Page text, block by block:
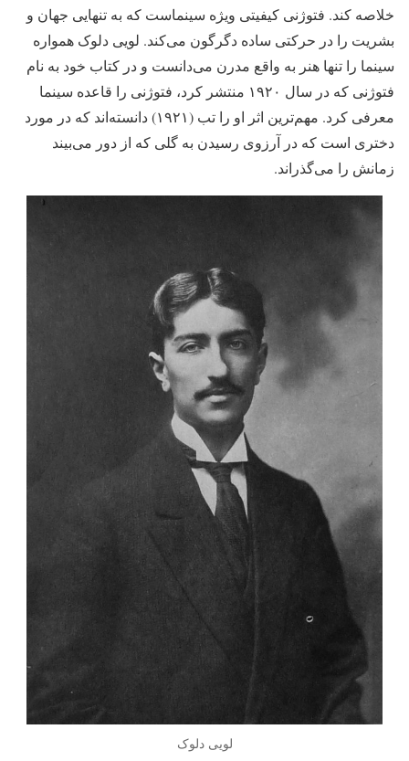
خلاصه کند. فتوژنی کیفیتی ویژه سینماست که به تنهایی جهان و
بشریت را در حرکتی ساده دگرگون می‌کند. لویی دلوک همواره
سینما را تنها هنر به واقع مدرن می‌دانست و در کتاب خود به نام
فتوژنی که در سال ۱۹۲۰ منتشر کرد، فتوژنی را قاعده سینما
معرفی کرد. مهم‌ترین اثر او را تب (۱۹۲۱) دانسته‌اند که در مورد
دختری است که در آرزوی رسیدن به گلی که از دور می‌بیند
زمانش را می‌گذراند.
لویی دلوک